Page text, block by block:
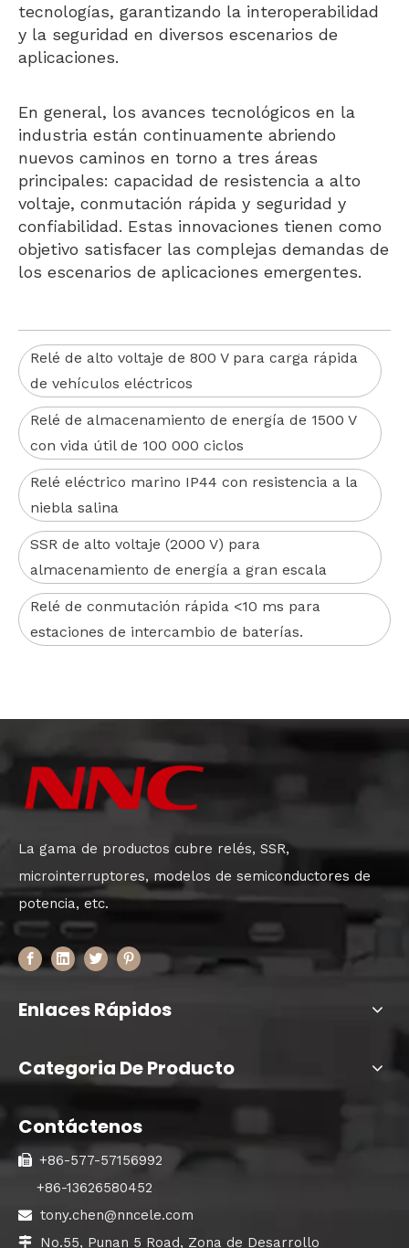
tecnologías, garantizando la interoperabilidad
y la seguridad en diversos escenarios de
aplicaciones.
En general, los avances tecnológicos en la
industria están continuamente abriendo
nuevos caminos en torno a tres áreas
principales: capacidad de resistencia a alto
voltaje, conmutación rápida y seguridad y
confiabilidad. Estas innovaciones tienen como
objetivo satisfacer las complejas demandas de
los escenarios de aplicaciones emergentes.
Relé de alto voltaje de 800 V para carga rápida
de vehículos eléctricos
Relé de almacenamiento de energía de 1500 V
con vida útil de 100 000 ciclos
Relé eléctrico marino IP44 con resistencia a la
niebla salina
SSR de alto voltaje (2000 V) para
almacenamiento de energía a gran escala
Relé de conmutación rápida <10 ms para
estaciones de intercambio de baterías.
La gama de productos cubre relés, SSR,
microinterruptores, modelos de semiconductores de
potencia, etc.
Enlaces Rápidos
Categoria De Producto
Contáctenos
 +86-577-57156992
+86-13626580452
 tony.chen@nncele.com
 No.55, Punan 5 Road, Zona de Desarrollo